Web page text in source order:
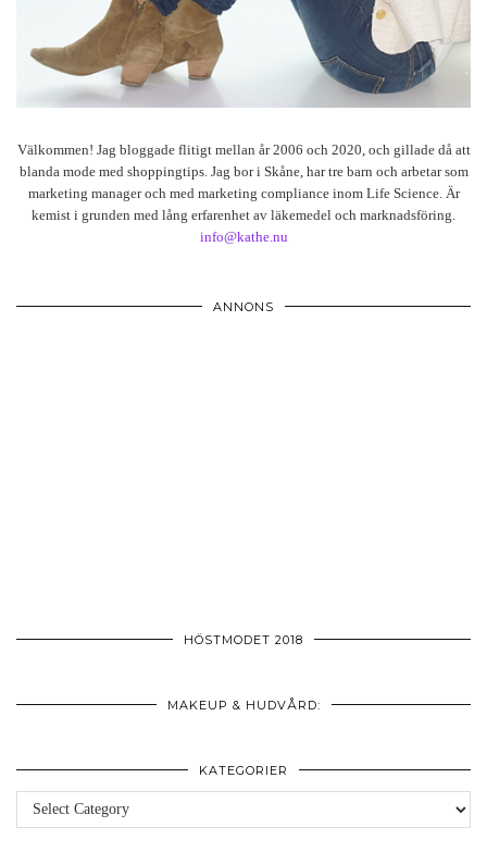
Välkommen! Jag bloggade flitigt mellan år 2006 och 2020, och gillade då att
blanda mode med shoppingtips. Jag bor i Skåne, har tre barn och arbetar som
marketing manager och med marketing compliance inom Life Science. Är
kemist i grunden med lång erfarenhet av läkemedel och marknadsföring.
info@kathe.nu
ANNONS
HÖSTMODET 2018
MAKEUP & HUDVÅRD:
KATEGORIER
Kategorier